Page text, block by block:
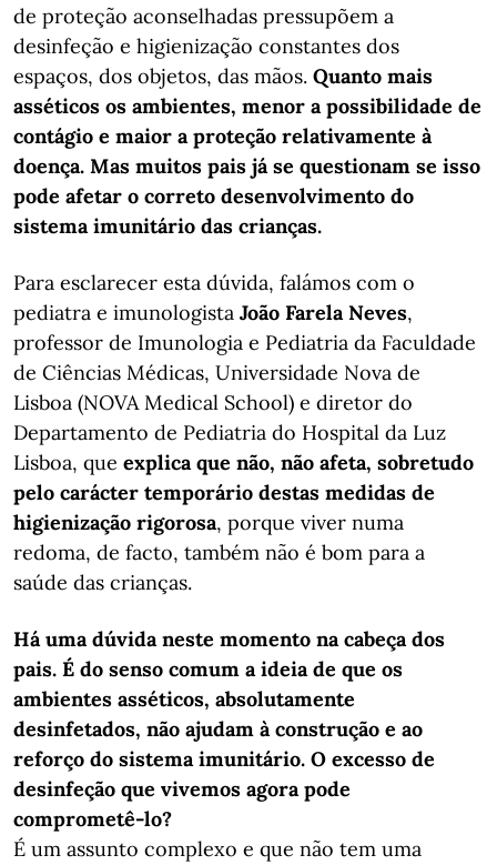
de proteção aconselhadas pressupõem a
desinfeção e higienização constantes dos
espaços, dos objetos, das mãos. Quanto mais
asséticos os ambientes, menor a possibilidade de
contágio e maior a proteção relativamente à
doença. Mas muitos pais já se questionam se isso
pode afetar o correto desenvolvimento do
sistema imunitário das crianças.
Para esclarecer esta dúvida, falámos com o
pediatra e imunologista João Farela Neves,
professor de Imunologia e Pediatria da Faculdade
de Ciências Médicas, Universidade Nova de
Lisboa (NOVA Medical School) e diretor do
Departamento de Pediatria do Hospital da Luz
Lisboa, que explica que não, não afeta, sobretudo
pelo carácter temporário destas medidas de
higienização rigorosa, porque viver numa
redoma, de facto, também não é bom para a
saúde das crianças.
Há uma dúvida neste momento na cabeça dos
pais. É do senso comum a ideia de que os
ambientes asséticos, absolutamente
desinfetados, não ajudam à construção e ao
reforço do sistema imunitário. O excesso de
desinfeção que vivemos agora pode
comprometê-lo?
É um assunto complexo e que não tem uma